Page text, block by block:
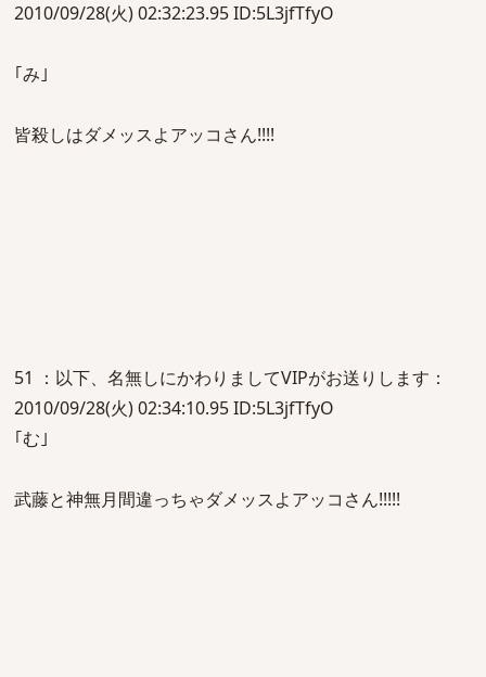
2010/09/28(火) 02:32:23.95 ID:5L3jfTfyO
｢み｣
皆殺しはダメッスよアッコさん!!!!
51 ：以下、名無しにかわりましてVIPがお送りします：
2010/09/28(火) 02:34:10.95 ID:5L3jfTfyO
｢む｣
武藤と神無月間違っちゃダメッスよアッコさん!!!!!